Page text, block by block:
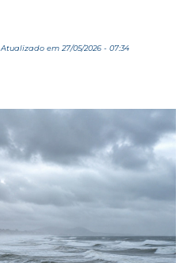
Atualizado em 27/05/2026 - 07:34